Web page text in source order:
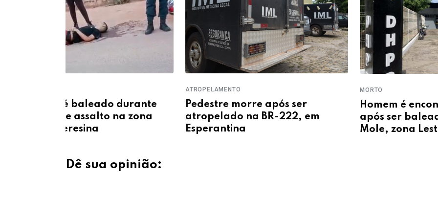
Pedestre morre após ser
atropelado na BR-222, em
Esperantina
Homem é encontrado sem vida
após ser baleado na Pedra
Mole, zona Leste de Teresina
Dê sua opinião: